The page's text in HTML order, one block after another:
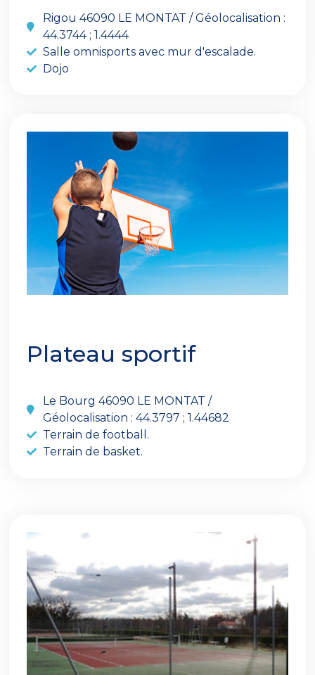
Rigou 46090 LE MONTAT / Géolocalisation :
44.3744 ; 1.4444
Salle omnisports avec mur d'escalade.
Dojo
Plateau sportif
Le Bourg 46090 LE MONTAT /
Géolocalisation : 44.3797 ; 1.44682
Terrain de football.
Terrain de basket.